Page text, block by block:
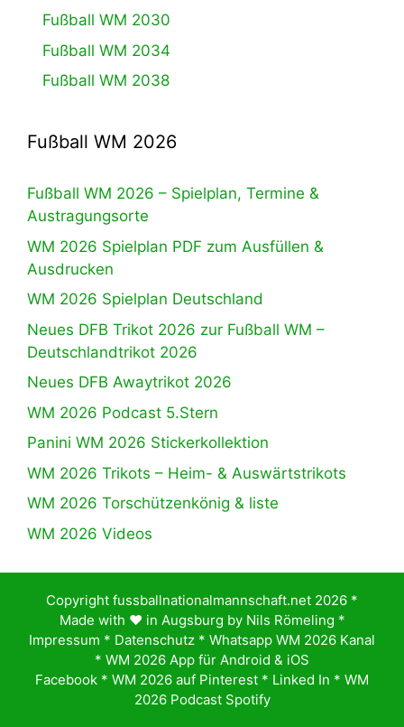
Fußball WM 2030
Fußball WM 2034
Fußball WM 2038
Fußball WM 2026
Fußball WM 2026 – Spielplan, Termine &
Austragungsorte
WM 2026 Spielplan PDF zum Ausfüllen &
Ausdrucken
WM 2026 Spielplan Deutschland
Neues DFB Trikot 2026 zur Fußball WM –
Deutschlandtrikot 2026
Neues DFB Awaytrikot 2026
WM 2026 Podcast 5.Stern
Panini WM 2026 Stickerkollektion
WM 2026 Trikots – Heim- & Auswärtstrikots
WM 2026 Torschützenkönig & liste
WM 2026 Videos
Copyright fussballnationalmannschaft.net 2026 *
Made with ♥️ in Augsburg by Nils Römeling *
Impressum * Datenschutz * Whatsapp WM 2026 Kanal
* WM 2026 App für Android & iOS
Facebook * WM 2026 auf Pinterest * Linked In * WM
2026 Podcast Spotify